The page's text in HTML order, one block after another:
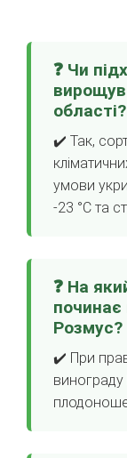
❓ Чи
області?
✔️ Так,
умови
-23 °C та
❓ На
Розмус?
✔️ При